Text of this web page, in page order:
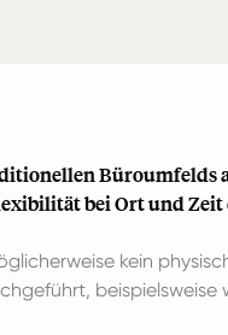
Büroumfelds
bei Ort und
kein
beispielsweise